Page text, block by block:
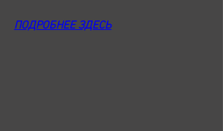
ПОДРОБНЕЕ ЗДЕСЬ